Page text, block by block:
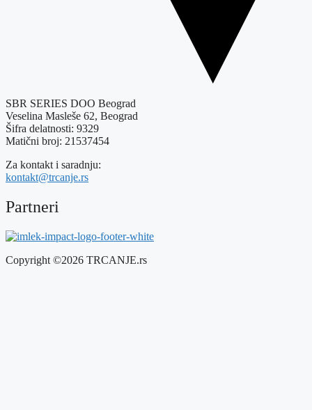
SBR SERIES DOO Beograd
Veselina Masleše 62, Beograd
Šifra delatnosti: 9329
Matični broj: 21537454
Za kontakt i saradnju:
kontakt@trcanje.rs
Partneri
Copyright ©2026 TRCANJE.rs